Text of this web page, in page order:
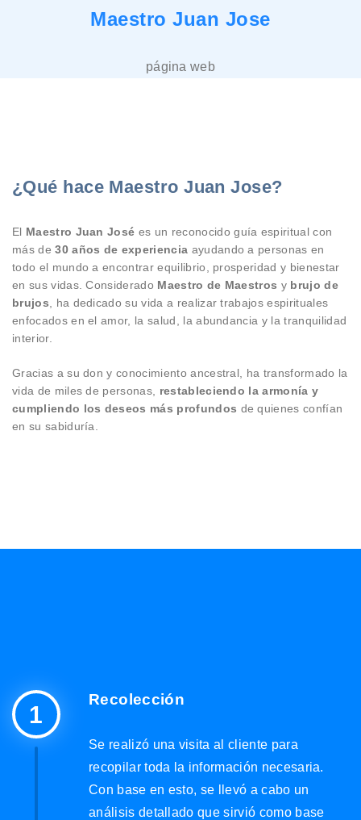
Maestro Juan Jose
página web
¿Qué hace Maestro Juan Jose?
El Maestro Juan José es un reconocido guía espiritual con
más de30 años de experiencia ayudando a personas en
todo el mundo a encontrar equilibrio, prosperidad y bienestar
en sus vidas. Considerado Maestro de Maestros y brujo de
brujos , ha dedicado su vida a realizar trabajos espirituales
enfocados en el amor, la salud, la abundancia y la tranquilidad
interior.
Gracias a su don y conocimiento ancestral, ha transformado la
vida de miles de personas, restableciendo la armonía y
cumpliendo los deseos más profundos de quienes confían
en su sabiduría.
1
Recolección
Se realizó una visita al cliente para
recopilar toda la información necesaria.
Con base en esto, se llevó a cabo un
análisis detallado que sirvió como base